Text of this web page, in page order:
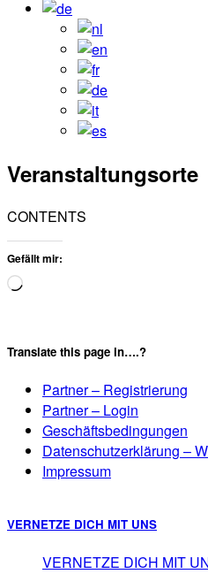
Veranstaltungsorte
CONTENTS
Gefällt mir:
Wird
Translate this page in….?
Partner – Registrierung
Partner – Login
Geschäftsbedingungen
Datenschutzerklärung –
Impressum
VERNETZE DICH MIT UNS
VERNETZE DICH MIT